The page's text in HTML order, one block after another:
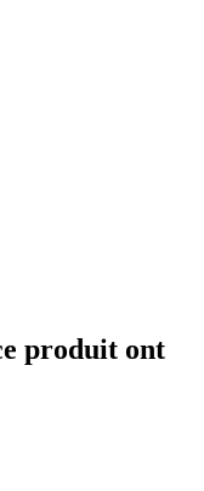
produit ont